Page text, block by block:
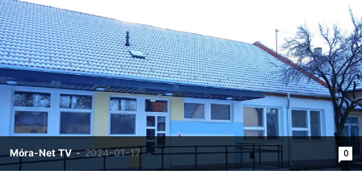
Móra-Net TV - 2024-01-17 0